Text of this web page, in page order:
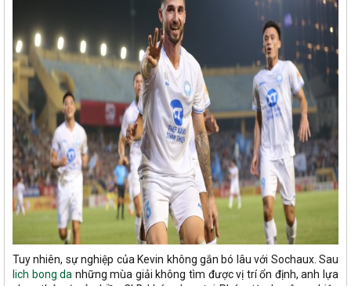
Tuy nhiên, sự nghiệp của Kevin không gắn bó lâu với Sochaux. Sau
lich bong da những mùa giải không tìm được vị trí ổn định, anh lựa